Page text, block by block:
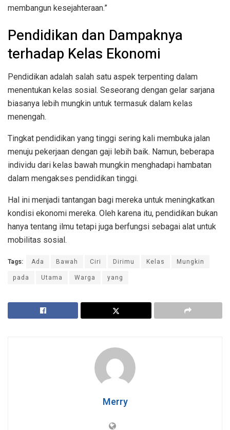
membangun kesejahteraan.”
Pendidikan dan Dampaknya
terhadap Kelas Ekonomi
Pendidikan adalah salah satu aspek terpenting dalam
menentukan kelas sosial. Seseorang dengan gelar sarjana
biasanya lebih mungkin untuk termasuk dalam kelas
menengah.
Tingkat pendidikan yang tinggi sering kali membuka jalan
menuju pekerjaan dengan gaji lebih baik. Namun, beberapa
individu dari kelas bawah mungkin menghadapi hambatan
dalam mengakses pendidikan tinggi.
Hal ini menjadi tantangan bagi mereka untuk meningkatkan
kondisi ekonomi mereka. Oleh karena itu, pendidikan bukan
hanya tentang ilmu tetapi juga berfungsi sebagai alat untuk
mobilitas sosial.
Tags: Ada Bawah Ciri Dirimu Kelas
Mungkin
pada
Utama Warga yang
Merry